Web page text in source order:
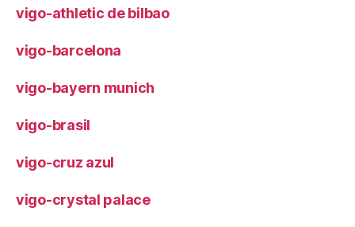
vigo-athletic de bilbao
vigo-barcelona
vigo-bayern munich
vigo-brasil
vigo-cruz azul
vigo-crystal palace